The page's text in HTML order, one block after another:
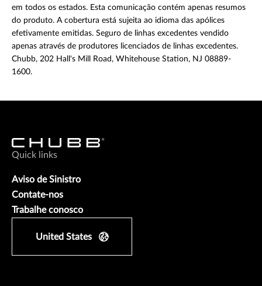
em todos os estados. Esta comunicação contém apenas resumos
do produto. A cobertura está sujeita ao idioma das apólices
efetivamente emitidas. Seguro de linhas excedentes vendido
apenas através de produtores licenciados de linhas excedentes.
Chubb, 202 Hall's Mill Road, Whitehouse Station, NJ 08889-
1600.
Quick links
Aviso de Sinistro
Contate-nos
Trabalhe conosco
United States